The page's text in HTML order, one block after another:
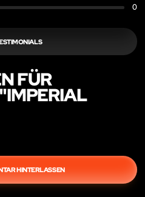
0
FÜR
HINTERLASSEN